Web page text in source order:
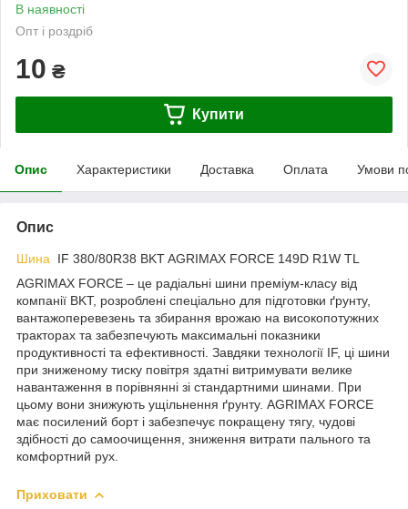
В наявності
Опт і роздріб
10 ₴
Купити
Опис Характеристики Доставка Оплата Умови
Опис
Шина IF 380/80R38 BKT AGRIMAX FORCE 149D R1W TL
AGRIMAX FORCE – це радіальні шини преміум-класу від
компанії BKT, розроблені спеціально для підготовки ґрунту,
вантажоперевезень та збирання врожаю на високопотужних
тракторах та забезпечують максимальні показники
продуктивності та ефективності. Завдяки технології IF, ці шини
при зниженому тиску повітря здатні витримувати велике
навантаження в порівнянні зі стандартними шинами. При
цьому вони знижують ущільнення ґрунту. AGRIMAX FORCE
має посилений борт і забезпечує покращену тягу, чудові
здібності до самоочищення, зниження витрати пального та
комфортний рух.
Приховати